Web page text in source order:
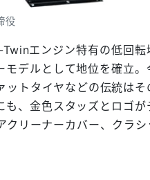
役
エンジン特有の低回転
デルとして地位を確立。
トタイヤなどの伝統はそ
、金色スタッズとロゴが
リーナーカバー、クラシ